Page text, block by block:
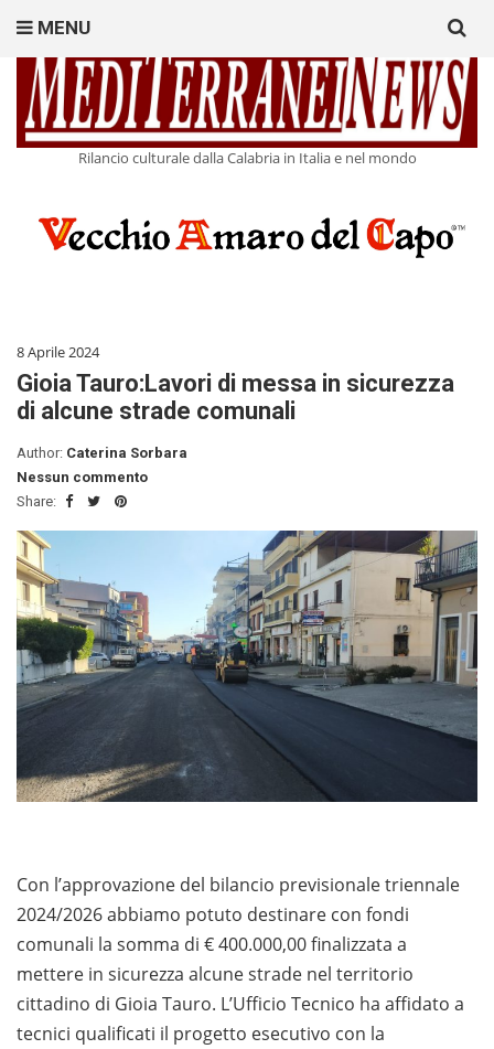
Rilancio culturale dalla Calabria in Italia e nel mondo
MENU
for:
8 Aprile 2024
Gioia Tauro:Lavori di messa in sicurezza
di alcune strade comunali
Author: Caterina Sorbara
Nessun commento
Share:
Con l’approvazione del bilancio previsionale triennale
2024/2026 abbiamo potuto destinare con fondi
comunali la somma di € 400.000,00 finalizzata a
mettere in sicurezza alcune strade nel territorio
cittadino di Gioia Tauro. L’Ufficio Tecnico ha affidato a
tecnici qualificati il progetto esecutivo con la